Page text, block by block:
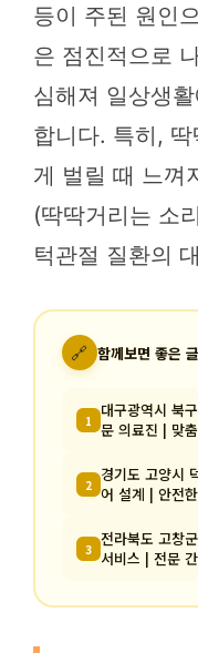
등이 주된 원인
은 점진적으로
심해져 일상생
합니다. 특히,
게 벌릴 때 느껴
(딱딱거리는 소
턱관절 질환의
🔗 함께보면 좋은 글
1 대구광역시 북
문 의료진 | 맞
2 경기도 고양시
어 설계 | 안전
3 전라북도 고창
서비스 | 전문